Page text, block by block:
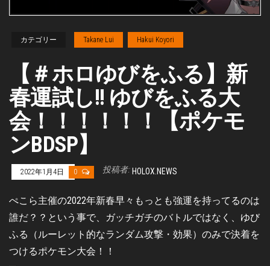
カテゴリー Takane Lui Hakui Koyori
【＃ホロゆびをふる】新
春運試し!! ゆびをふる大
会！！！！！！【ポケモ
ンBDSP】
2022年1月4日 0 投稿者: HOLOX.NEWS
ぺこら主催の2022年新春早々もっとも強運を持ってるのは
誰だ？？という事で、ガッチガチのバトルではなく、ゆび
ふる（ルーレット的なランダム攻撃・効果）のみで決着を
つけるポケモン大会！！